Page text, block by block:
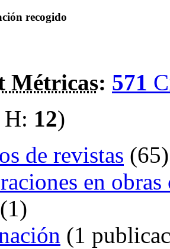
recogido
Métricas: 571
12)
de revistas (65)
en
(1)
(1